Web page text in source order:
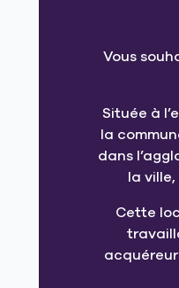
Vous
Située à
la
dans
la
Cette